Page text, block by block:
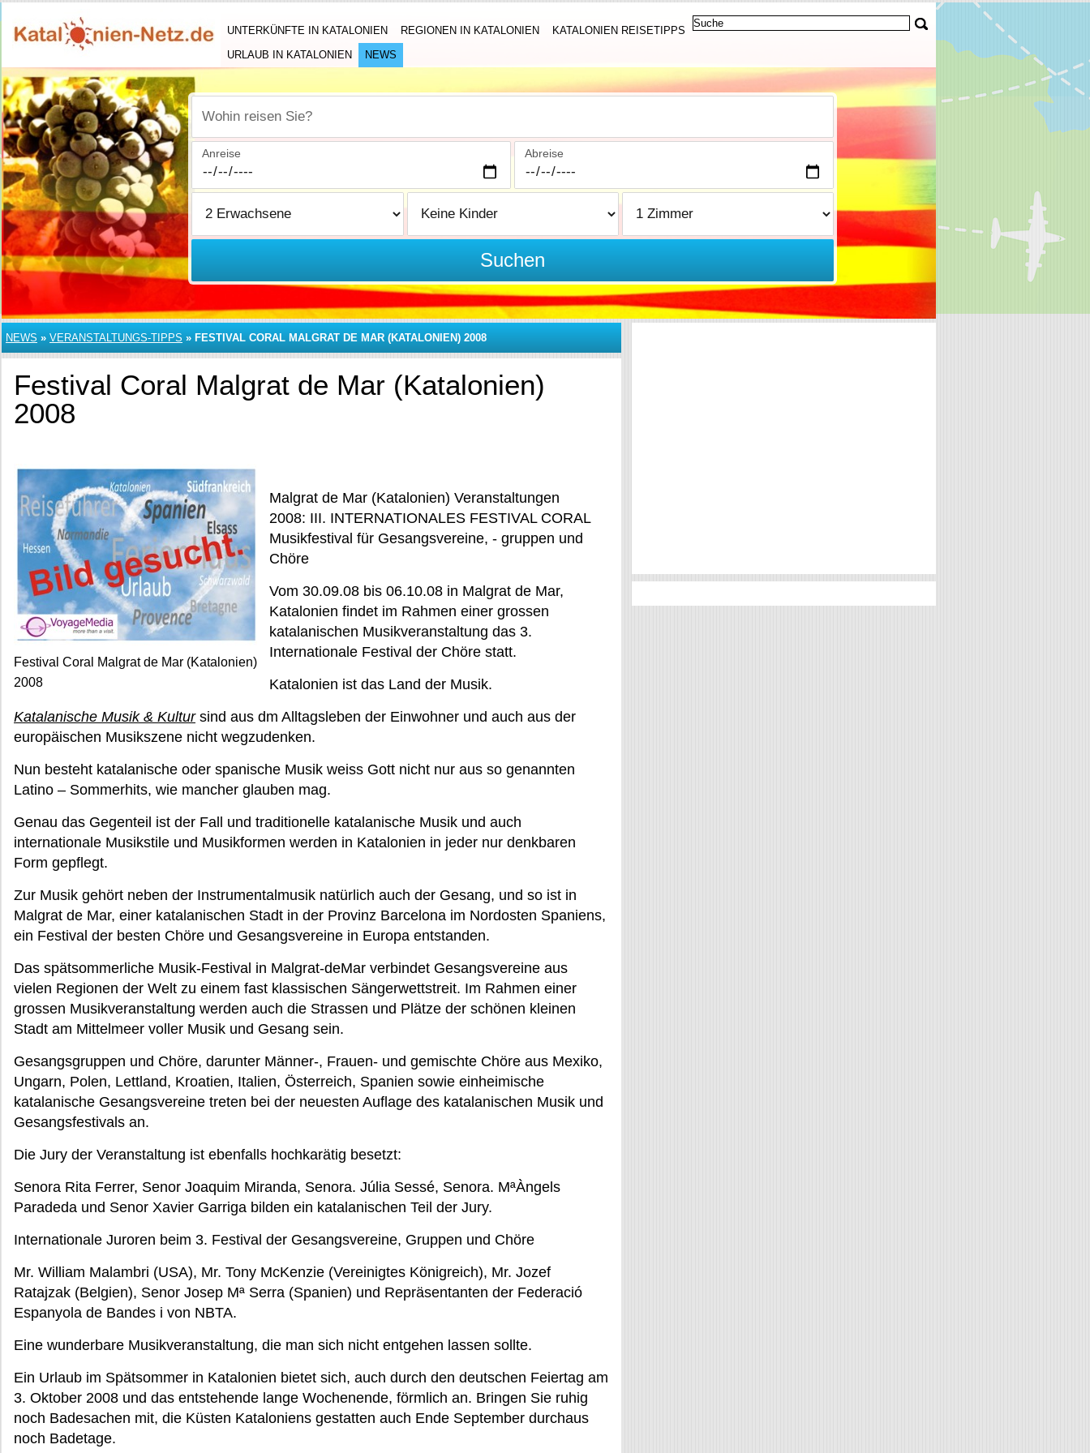
UNTERKÜNFTE IN KATALONIEN REGIONEN IN KATALONIEN
KATALONIEN REISETIPPS
URLAUB IN KATALONIEN
NEWS
Wohin reisen Sie?
Anreise Abreise
Suchen
NEWS » VERANSTALTUNGS-TIPPS » FESTIVAL CORAL MALGRAT DE MAR (KATALONIEN) 2008
Festival Coral Malgrat de Mar (Katalonien)
2008
Festival Coral Malgrat de Mar (Katalonien)
2008
Malgrat de Mar (Katalonien) Veranstaltungen
2008: III. INTERNATIONALES FESTIVAL CORAL
Musikfestival für Gesangsvereine, - gruppen und
Chöre
Vom 30.09.08 bis 06.10.08 in Malgrat de Mar,
Katalonien findet im Rahmen einer grossen
katalanischen Musikveranstaltung das 3.
Internationale Festival der Chöre statt.
Katalonien ist das Land der Musik.
Katalanische Musik & Kultursind aus dm Alltagsleben der Einwohner und auch aus der
europäischen Musikszene nicht wegzudenken.
Nun besteht katalanische oder spanische Musik weiss Gott nicht nur aus so genannten
Latino – Sommerhits, wie mancher glauben mag.
Genau das Gegenteil ist der Fall und traditionelle katalanische Musik und auch
internationale Musikstile und Musikformen werden in Katalonien in jeder nur denkbaren
Form gepflegt.
Zur Musik gehört neben der Instrumentalmusik natürlich auch der Gesang, und so ist in
Malgrat de Mar, einer katalanischen Stadt in der Provinz Barcelona im Nordosten Spaniens,
ein Festival der besten Chöre und Gesangsvereine in Europa entstanden.
Das spätsommerliche Musik-Festival in Malgrat-deMar verbindet Gesangsvereine aus
vielen Regionen der Welt zu einem fast klassischen Sängerwettstreit. Im Rahmen einer
grossen Musikveranstaltung werden auch die Strassen und Plätze der schönen kleinen
Stadt am Mittelmeer voller Musik und Gesang sein.
Gesangsgruppen und Chöre, darunter Männer-, Frauen- und gemischte Chöre aus Mexiko,
Ungarn, Polen, Lettland, Kroatien, Italien, Österreich, Spanien sowie einheimische
katalanische Gesangsvereine treten bei der neuesten Auflage des katalanischen Musik und
Gesangsfestivals an.
Die Jury der Veranstaltung ist ebenfalls hochkarätig besetzt:
Senora Rita Ferrer, Senor Joaquim Miranda, Senora. Júlia Sessé, Senora. MªÀngels
Paradeda und Senor Xavier Garriga bilden ein katalanischen Teil der Jury.
Internationale Juroren beim 3. Festival der Gesangsvereine, Gruppen und Chöre
Mr. William Malambri (USA), Mr. Tony McKenzie (Vereinigtes Königreich), Mr. Jozef
Ratajzak (Belgien), Senor Josep Mª Serra (Spanien) und Repräsentanten der Federació
Espanyola de Bandes i von NBTA.
Eine wunderbare Musikveranstaltung, die man sich nicht entgehen lassen sollte.
Ein Urlaub im Spätsommer in Katalonien bietet sich, auch durch den deutschen Feiertag am
3. Oktober 2008 und das entstehende lange Wochenende, förmlich an. Bringen Sie ruhig
noch Badesachen mit, die Küsten Kataloniens gestatten auch Ende September durchaus
noch Badetage.